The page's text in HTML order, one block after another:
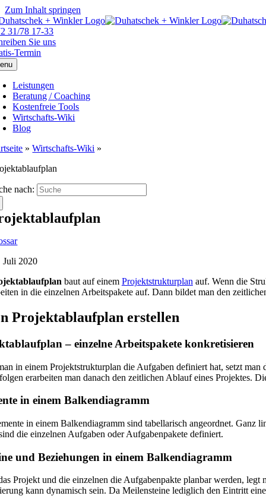
Zum Inhalt springen
31/78 17-33
Sie uns
Termin
Leistungen
Beratung / Coaching
Kostenfreie Tools
Wirtschafts-Wiki
Blog
»Wirtschafts-Wiki »
nach:
Juli 2020
baut auf einem Projektstrukturplan auf. Wenn die
in die einzelnen Arbeitspakete auf. Dann bildet man den
Projektablaufplan erstellen
– einzelne Arbeitspakete konkretisieren
in einem Projektstrukturplan die Aufgaben definiert hat, setzt
erarbeiten man danach den zeitlichen Ablauf eines Projektes.
in einem Balkendiagramm
in einem Balkendiagramm sind tabellarisch angeordnet. Ganz
die einzelnen Aufgaben oder Aufgabenpakete definiert.
und Beziehungen in einem Balkendiagramm
Projekt und die einzelnen die Aufgabenpakte planbar werden,
kann dynamisch sein. Da Meilensteine lediglich den Eintritt